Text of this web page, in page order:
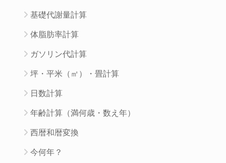
基礎代謝量計算
体脂肪率計算
ガソリン代計算
坪・平米（㎡）・畳計算
日数計算
年齢計算（満何歳・数え年）
西暦和暦変換
今何年？